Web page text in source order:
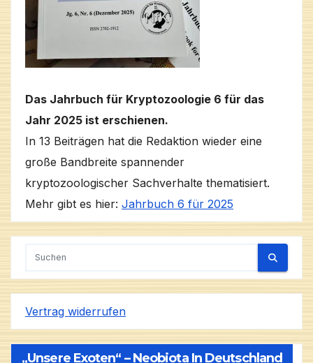
Das Jahrbuch für Kryptozoologie 6 für das
Jahr 2025 ist erschienen.
In 13 Beiträgen hat die Redaktion wieder eine
große Bandbreite spannender
kryptozoologischer Sachverhalte thematisiert.
Mehr gibt es hier: Jahrbuch 6 für 2025
Vertrag widerrufen
„Unsere Exoten“ – Neobiota In Deutschland